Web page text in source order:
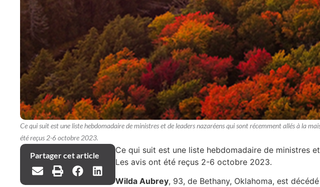
Ce qui suit est une liste hebdomadaire de ministres et de leaders nazaréens qui sont récemment allés à la
été reçus 2-6 octobre 2023.
Partager cet article
Ce qui suit est une liste hebdomadaire de ministres
Les avis ont été reçus 2-6 octobre 2023.
Wilda Aubrey, 93, de Bethany, Oklahoma, est